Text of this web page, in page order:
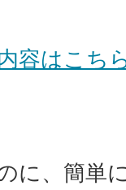
容はこち
に、簡単